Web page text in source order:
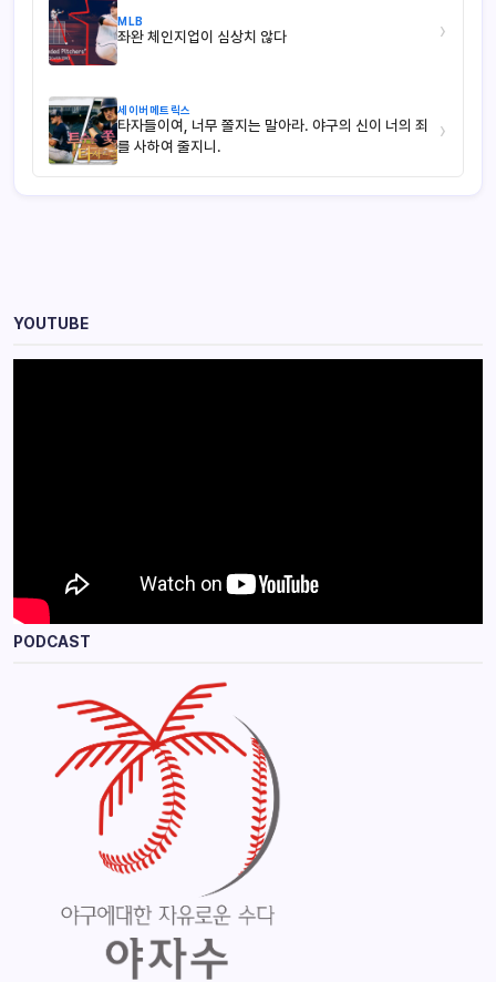
MLB
좌완 체인지업이 심상치 않다 ›
세이버메트릭스
타자들이여, 너무 쫄지는 말아라. 야구의 신이 너의 죄
를 사하여 줄지니.
›
YOUTUBE
PODCAST